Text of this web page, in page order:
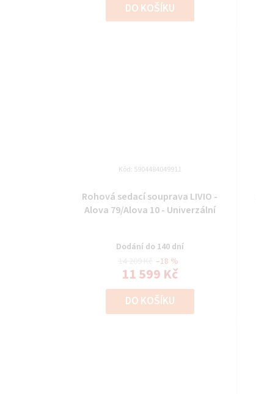
DO KOŠÍKU
Rohová sedací souprava LIVIO -
Alova 79/Alova 10 - Univerzální
Dodání do 140 dní
11 599 Kč
–18 %
DO KOŠÍKU
Kód: 5904484049911